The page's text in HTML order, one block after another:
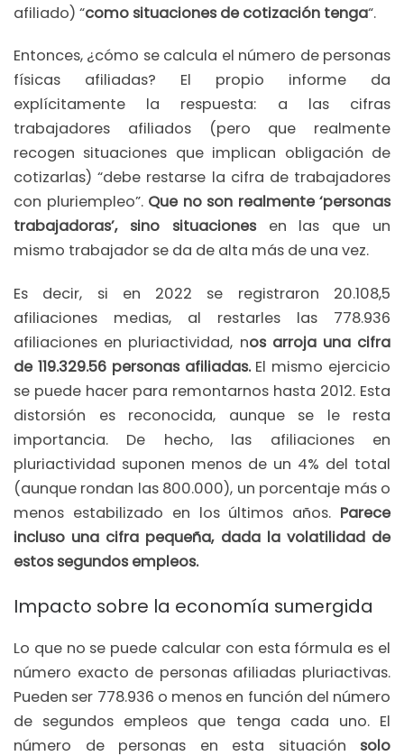
afiliado) “como situaciones de cotización tenga“.
Entonces, ¿cómo se calcula el número de personas
físicas afiliadas? El propio informe da
explícitamente la respuesta: a las cifras
trabajadores afiliados (pero que realmente
recogen situaciones que implican obligación de
cotizarlas) “debe restarse la cifra de trabajadores
con pluriempleo”. Que no son realmente ‘personas
trabajadoras’, sino situaciones en las que un
mismo trabajador se da de alta más de una vez.
Es decir, si en 2022 se registraron 20.108,5
afiliaciones medias, al restarles las 778.936
afiliaciones en pluriactividad, nos arroja una cifra
de 119.329.56 personas afiliadas. El mismo ejercicio
se puede hacer para remontarnos hasta 2012. Esta
distorsión es reconocida, aunque se le resta
importancia. De hecho, las afiliaciones en
pluriactividad suponen menos de un 4% del total
(aunque rondan las 800.000), un porcentaje más o
menos estabilizado en los últimos años. Parece
incluso una cifra pequeña, dada la volatilidad de
estos segundos empleos.
Impacto sobre la economía sumergida
Lo que no se puede calcular con esta fórmula es el
número exacto de personas afiliadas pluriactivas.
Pueden ser 778.936 o menos en función del número
de segundos empleos que tenga cada uno. El
número de personas en esta situación solo